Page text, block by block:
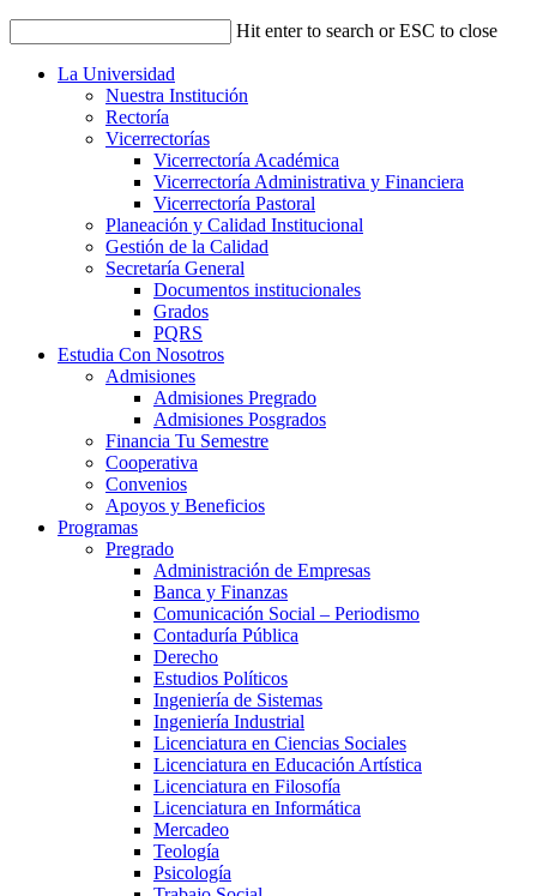
Hit enter to search or ESC to close
La Universidad
Nuestra Institución
Rectoría
Vicerrectorías
Vicerrectoría Académica
Vicerrectoría Administrativa y Financiera
Vicerrectoría Pastoral
Planeación y Calidad Institucional
Gestión de la Calidad
Secretaría General
Documentos institucionales
Grados
PQRS
Estudia Con Nosotros
Admisiones
Admisiones Pregrado
Admisiones Posgrados
Financia Tu Semestre
Cooperativa
Convenios
Apoyos y Beneficios
Programas
Pregrado
Administración de Empresas
Banca y Finanzas
Comunicación Social – Periodismo
Contaduría Pública
Derecho
Estudios Políticos
Ingeniería de Sistemas
Ingeniería Industrial
Licenciatura en Ciencias Sociales
Licenciatura en Educación Artística
Licenciatura en Filosofía
Licenciatura en Informática
Mercadeo
Teología
Psicología